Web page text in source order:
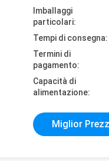
Imballaggi
particolari:
Tempi di consegna:
Termini di
pagamento:
Capacità di
alimentazione:
Miglior